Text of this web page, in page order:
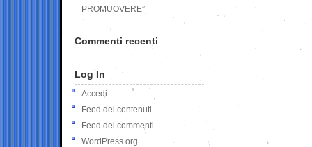
PROMUOVERE”
Commenti recenti
Log In
Accedi
Feed dei contenuti
Feed dei commenti
WordPress.org